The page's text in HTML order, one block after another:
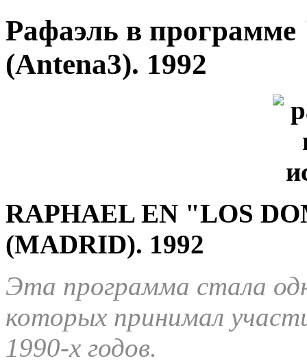
Рафаэль в
(Antena3). 1992
RAPHAEL EN "LOS
(MADRID). 1992
Эта программа стала
которых принимал
1990-х годов.